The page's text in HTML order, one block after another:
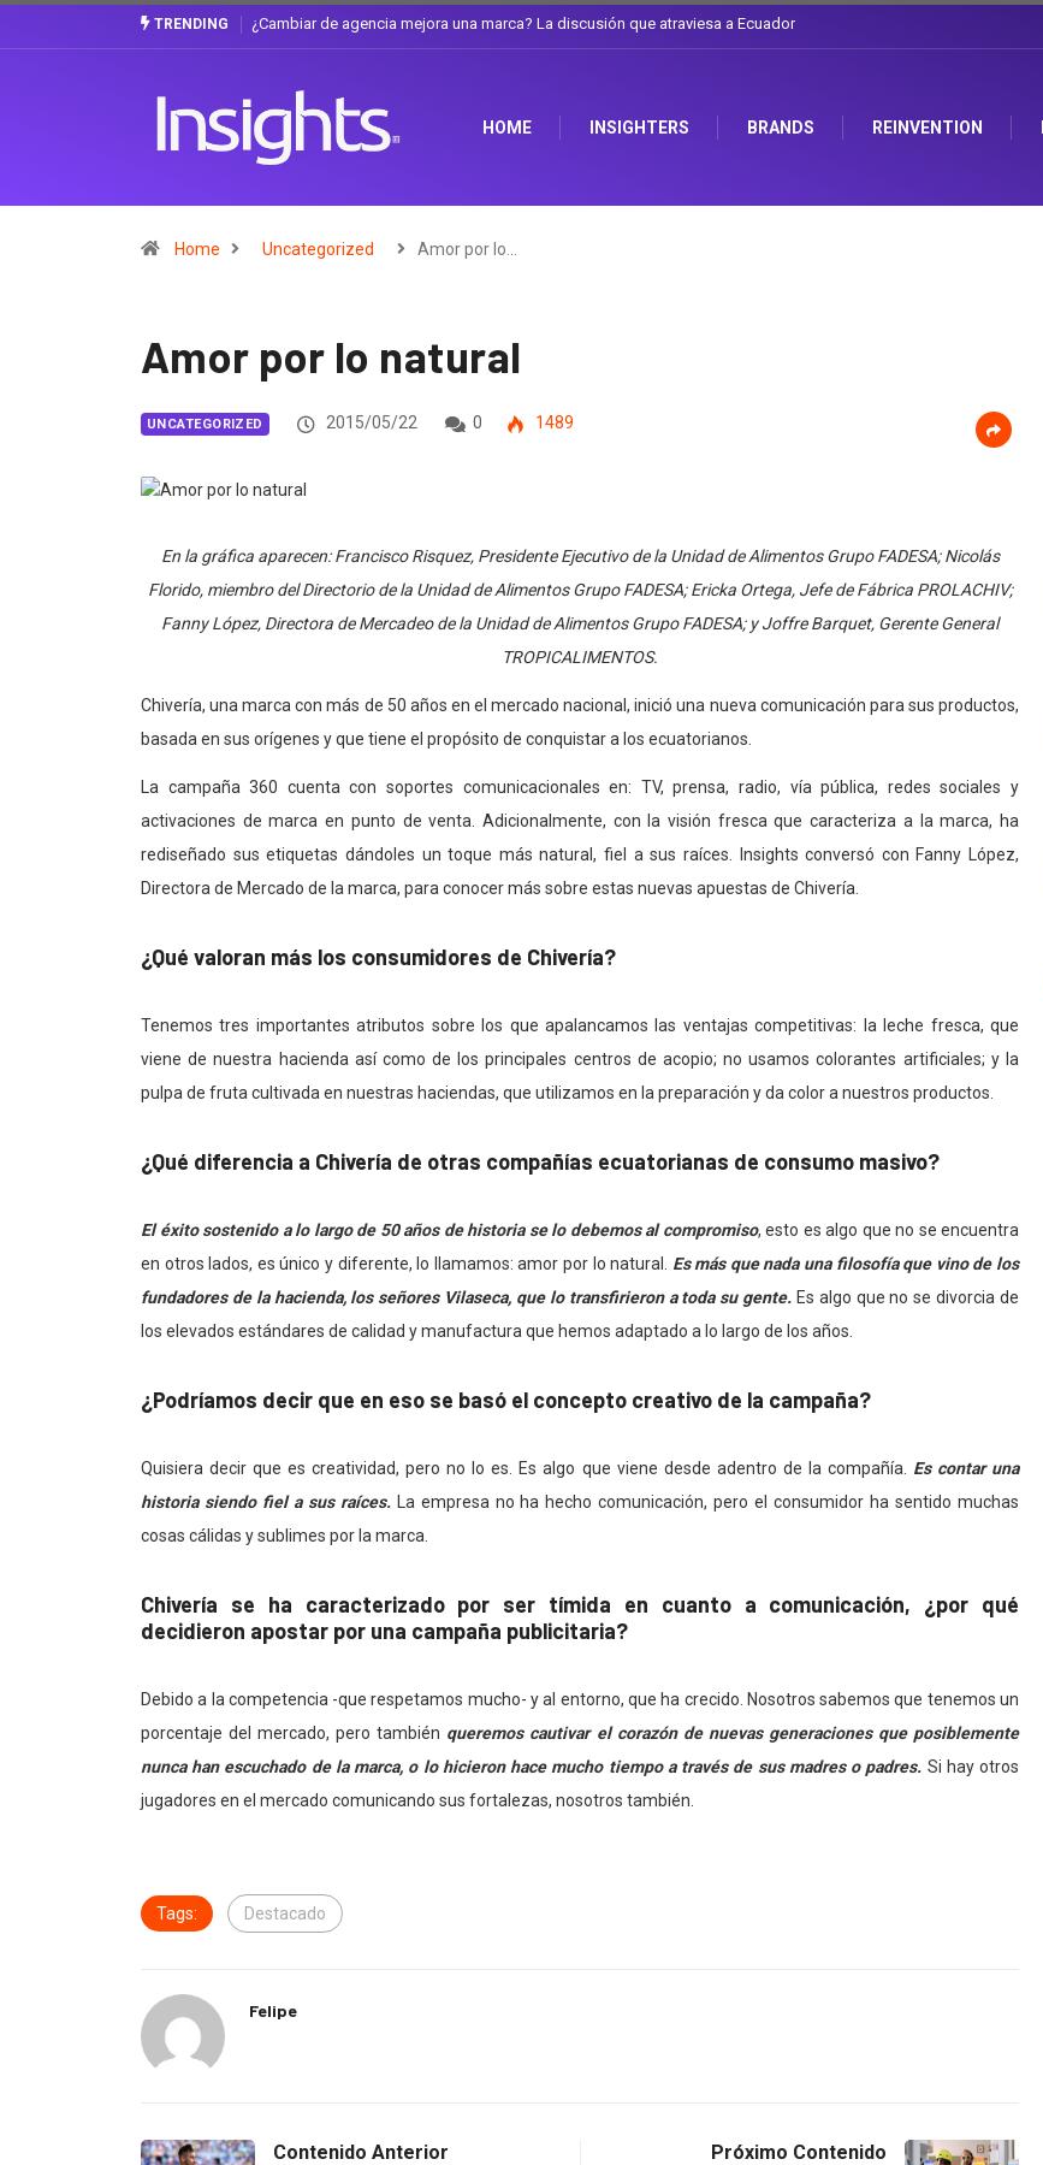
TRENDING Gabriela Herrera y el arte de cambiarse el sombrero en Corporación Favorita
HOME INSIGHTERS BRANDS REINVENTION
Home Uncategorized Amor por lo…
Amor por lo natural
UNCATEGORIZED 2015/05/22 0 1489
En la gráfica aparecen: Francisco Risquez, Presidente Ejecutivo de la Unidad de Alimentos Grupo FADESA; Nicolás
Florido, miembro del Directorio de la Unidad de Alimentos Grupo FADESA; Ericka Ortega, Jefe de Fábrica PROLACHIV;
Fanny López, Directora de Mercadeo de la Unidad de Alimentos Grupo FADESA; y Joffre Barquet, Gerente General
TROPICALIMENTOS.
Chivería, una marca con más de 50 años en el mercado nacional, inició una nueva comunicación para sus productos,
basada en sus orígenes y que tiene el propósito de conquistar a los ecuatorianos.
La campaña 360 cuenta con soportes comunicacionales en: TV, prensa, radio, vía pública, redes sociales y
activaciones de marca en punto de venta. Adicionalmente, con la visión fresca que caracteriza a la marca, ha
rediseñado sus etiquetas dándoles un toque más natural, fiel a sus raíces. Insights conversó con Fanny López,
Directora de Mercado de la marca, para conocer más sobre estas nuevas apuestas de Chivería.
¿Qué valoran más los consumidores de Chivería?
Tenemos tres importantes atributos sobre los que apalancamos las ventajas competitivas: la leche fresca, que
viene de nuestra hacienda así como de los principales centros de acopio; no usamos colorantes artificiales; y la
pulpa de fruta cultivada en nuestras haciendas, que utilizamos en la preparación y da color a nuestros productos.
¿Qué diferencia a Chivería de otras compañías ecuatorianas de consumo masivo?
El éxito sostenido a lo largo de 50 años de historia se lo debemos al compromiso, esto es algo que no se encuentra
en otros lados, es único y diferente, lo llamamos: amor por lo natural. Es más que nada una filosofía que vino de los
fundadores de la hacienda, los señores Vilaseca, que lo transfirieron a toda su gente. Es algo que no se divorcia de
los elevados estándares de calidad y manufactura que hemos adaptado a lo largo de los años.
¿Podríamos decir que en eso se basó el concepto creativo de la campaña?
Quisiera decir que es creatividad, pero no lo es. Es algo que viene desde adentro de la compañía. Es contar una
historia siendo fiel a sus raíces. La empresa no ha hecho comunicación, pero el consumidor ha sentido muchas
cosas cálidas y sublimes por la marca.
Chivería se ha caracterizado por ser tímida en cuanto a comunicación, ¿por qué
decidieron apostar por una campaña publicitaria?
Debido a la competencia -que respetamos mucho- y al entorno, que ha crecido. Nosotros sabemos que tenemos un
porcentaje del mercado, pero también queremos cautivar el corazón de nuevas generaciones que posiblemente
nunca han escuchado de la marca, o lo hicieron hace mucho tiempo a través de sus madres o padres. Si hay otros
jugadores en el mercado comunicando sus fortalezas, nosotros también.
Tags: Destacado
Felipe
Contenido Anterior Próximo Contenido